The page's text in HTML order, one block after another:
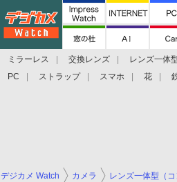
ミラーレス 交換レンズ レンズ一体
PC
ストラップ スマホ 花
デジカメ Watch カメラ レンズ一体型（